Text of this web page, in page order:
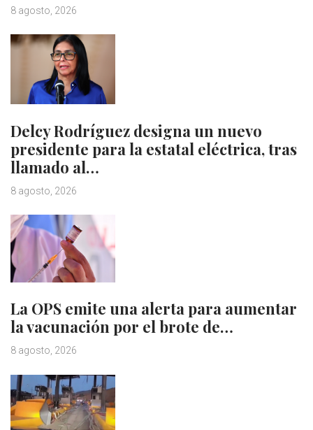
8 agosto, 2026
Delcy Rodríguez designa un nuevo
presidente para la estatal eléctrica, tras
llamado al…
8 agosto, 2026
La OPS emite una alerta para aumentar
la vacunación por el brote de…
8 agosto, 2026